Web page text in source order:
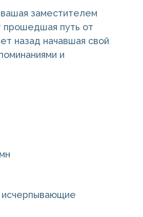
заместителем
прошедшая путь от
назад начавшая свой
и
исчерпывающие